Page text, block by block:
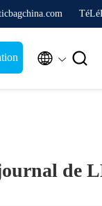
 
de